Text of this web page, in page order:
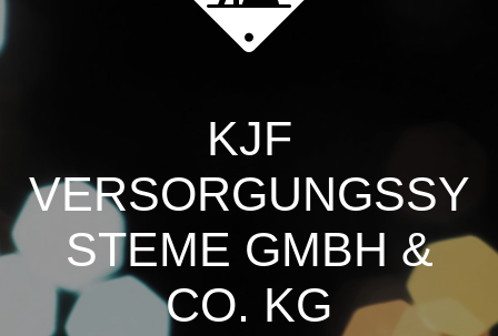
KJF
VERSORGUNGSSY
STEME GMBH &
CO. KG